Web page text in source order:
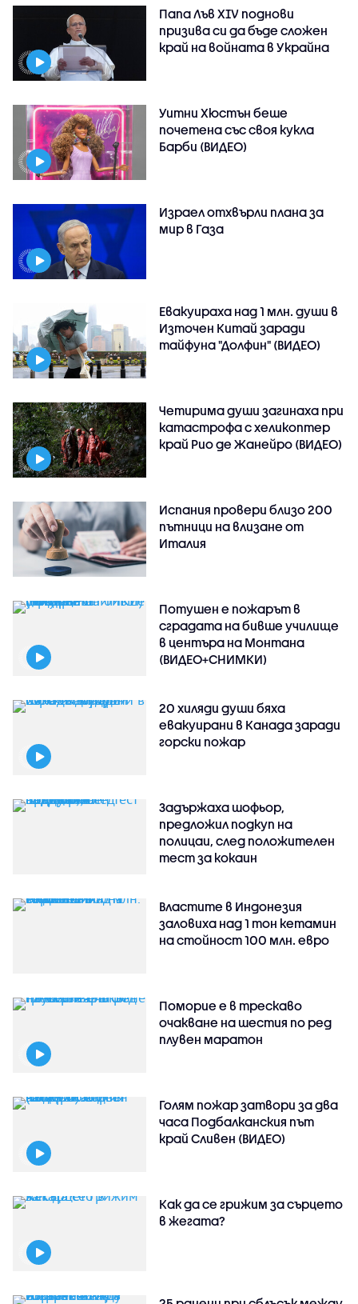
Папа Лъв XIV поднови
призива си да бъде сложен
край на войната в Украйна
Уитни Хюстън беше
почетена със своя кукла
Барби (ВИДЕО)
Израел отхвърли плана за
мир в Газа
Евакуираха над 1 млн. души в
Източен Китай заради
тайфуна "Долфин" (ВИДЕО)
Четирима души загинаха при
катастрофа с хеликоптер
край Рио де Жанейро (ВИДЕО)
Испания провери близо 200
пътници на влизане от
Италия
Потушен е пожарът в
сградата на бивше училище
в центъра на Монтана
(ВИДЕО+СНИМКИ)
20 хиляди души бяха
евакуирани в Канада заради
горски пожар
Задържаха шофьор,
предложил подкуп на
полицаи, след положителен
тест за кокаин
Властите в Индонезия
заловиха над 1 тон кетамин
на стойност 100 млн. евро
Поморие е в трескаво
очакване на шестия по ред
плувен маратон
Голям пожар затвори за два
часа Подбалканския път
край Сливен (ВИДЕО)
Как да се грижим за сърцето
в жегата?